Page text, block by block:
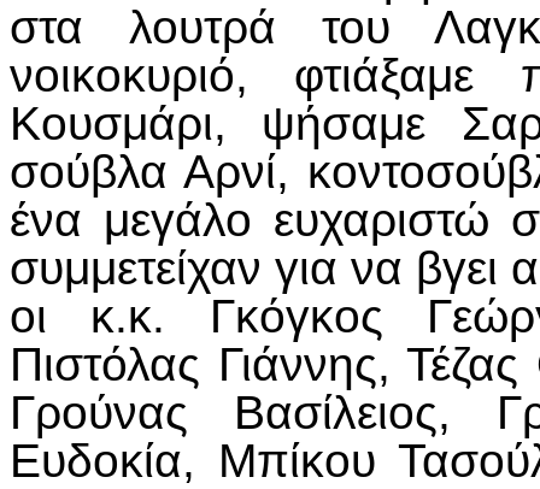
στα λουτρά του
νοικοκυριό, φτιάξαμε
Κουσμάρι, ψήσαμε
σούβλα Αρνί,
ένα μεγάλο ευχαριστώ
συμμετείχαν για να βγει
οι κ.κ. Γκόγκος
Πιστόλας Γιάννης,
Γρούνας Βασίλειος,
Ευδοκία, Μπίκου